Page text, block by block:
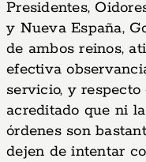
Presidentes,
y Nueva España,
de ambos reinos,
efectiva
servicio, y
acreditado que ni
órdenes son
dejen de intentar